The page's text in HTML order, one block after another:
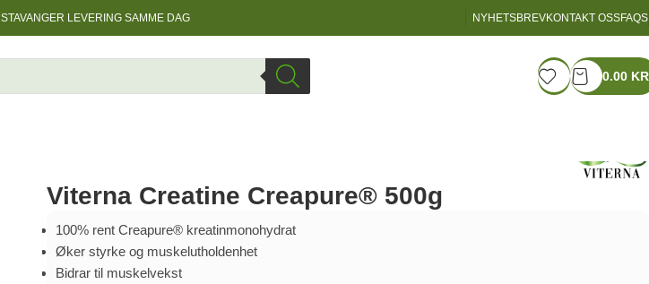
STAVANGER LEVERING SAMME DAG NYHETSBREVKONTAKT OSSFAQS
0.00 KR
Viterna Creatine Creapure® 500g
100% rent Creapure® kreatinmonohydrat
Øker styrke og muskelutholdenhet
Bidrar til muskelvekst